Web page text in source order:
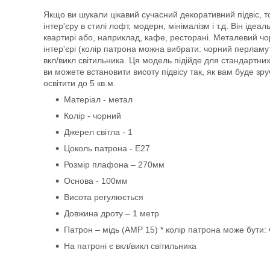
Якщо ви шукали цікавий сучасний декоративний
інтер'єру в стилі лофт, модерн, мінімалізм і т.д. Він
квартирі або, наприклад, кафе, ресторані. Металевий
інтер'єрі (колір патрона можна вибрати: чорний
вкл/викл світильника. Ця модель підійде для
ви можете встановити висоту підвісу так, як вам буде
освітити до 5 кв.м.
Матеріал - метал
Колір - чорний
Джерел світла - 1
Цоколь патрона - Е27
Розмір плафона – 270мм
Основа - 100мм
Висота регулюється
Довжина дроту – 1 метр
Патрон – мідь (АМР 15) * колір патрона може
На патроні є вкл/викл світильника